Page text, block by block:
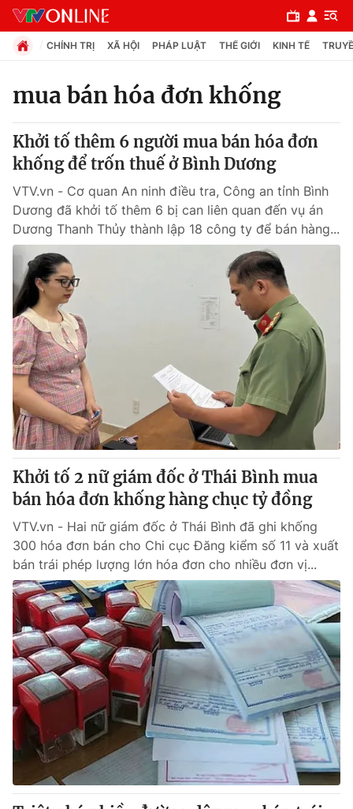
Chuyên mục
Chính trị
Xã hội
Pháp luật
Y tế
Thế giới
Tin tức
Thế giới đó đây
Câu chuyện quốc tế
Kinh tế
Tài chính
Thị trường
Góc doanh nghiệp
Dữ liệu và đời sống
Truyền hình
Hậu trường
Nhân vật
Khán giả
Giải sao mai
Giải trí
Điện ảnh
Âm nhạc
Sao
Đời sống
Du lịch
Làm đẹp
Chất lượng cuộc sống
Giáo dục
Tuyển sinh
Học trực tuyến
Công nghệ
Hitech Công nghệ tương lai
Sản phẩm
Thị trường
Tư vấn
Giao lưu trực tuyến
Lịch phát sóng
CHÍNH TRỊ XÃ HỘI PHÁP LUẬT THẾ GIỚI KINH TẾ
mua bán hóa đơn khống
Khởi tố thêm 6 người mua bán hóa đơn
khống để trốn thuế ở Bình Dương
VTV.vn - Cơ quan An ninh điều tra, Công an tỉnh Bình
Dương đã khởi tố thêm 6 bị can liên quan đến vụ án
Dương Thanh Thủy thành lập 18 công ty để bán hàng...
Khởi tố 2 nữ giám đốc ở Thái Bình mua
bán hóa đơn khống hàng chục tỷ đồng
VTV.vn - Hai nữ giám đốc ở Thái Bình đã ghi khống
300 hóa đơn bán cho Chi cục Đăng kiểm số 11 và xuất
bán trái phép lượng lớn hóa đơn cho nhiều đơn vị...